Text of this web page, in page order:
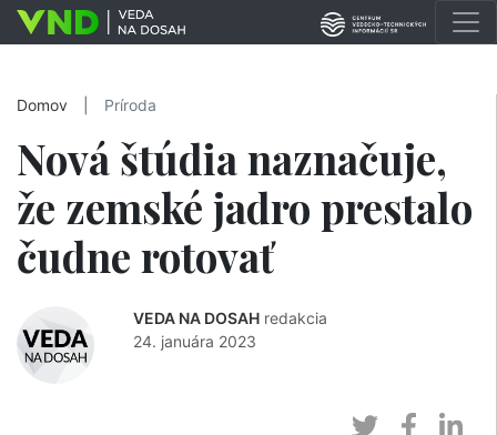
Domov Príroda
Nová štúdia naznačuje,
že zemské jadro prestalo
čudne rotovať
VEDA NA DOSAH redakcia
24. januára 2023